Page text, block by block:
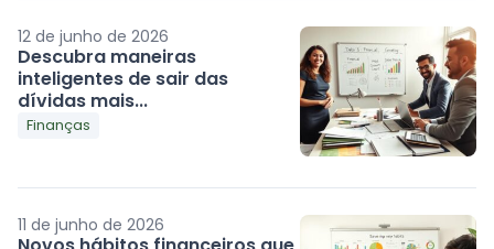
12 de junho de 2026
Descubra maneiras
inteligentes de sair das
dívidas mais...
Finanças
11 de junho de 2026